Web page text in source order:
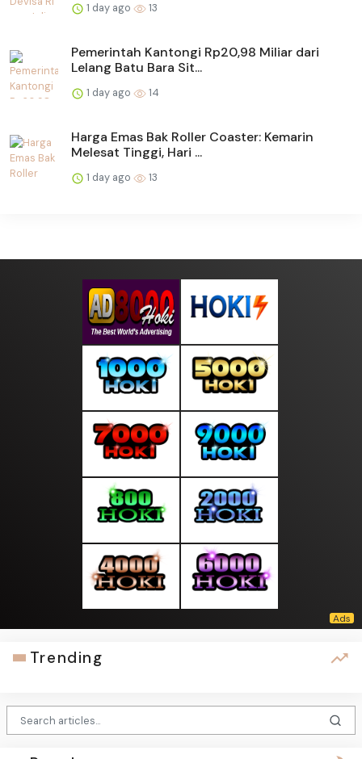
1 day ago 13
Pemerintah Kantongi Rp20,98 Miliar dari
Lelang Batu Bara Sit...
1 day ago 14
Harga Emas Bak Roller Coaster: Kemarin
Melesat Tinggi, Hari ...
1 day ago 13
Trending